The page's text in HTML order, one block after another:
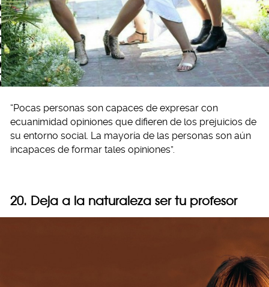
“Pocas personas son capaces de expresar con
ecuanimidad opiniones que difieren de los prejuicios de
su entorno social. La mayoría de las personas son aún
incapaces de formar tales opiniones”.
20. Deja a la naturaleza ser tu profesor